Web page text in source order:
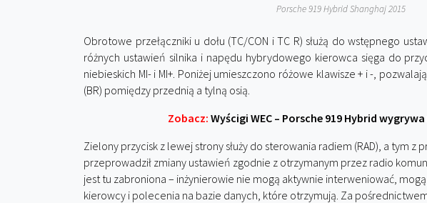
Porsche 919 Hybrid Shanghaj 2015
Obrotowe przełączniki u dołu (TC/CON i TC R) służą do wstępnego
różnych ustawień silnika i napędu hybrydowego kierowca sięga do
niebieskich MI- i MI+. Poniżej umieszczono różowe klawisze + i -,
(BR) pomiędzy przednią a tylną osią.
Zobacz: Wyścigi WEC – Porsche 919 Hybrid
Zielony przycisk z lewej strony służy do sterowania radiem (RAD), a tym
przeprowadził zmiany ustawień zgodnie z otrzymanym przez radio
jest tu zabroniona – inżynierowie nie mogą aktywnie interweniować,
kierowcy i polecenia na bazie danych, które otrzymują. Za